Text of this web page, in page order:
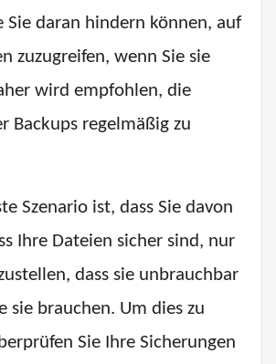
Sie daran hindern können, auf
zuzugreifen, wenn Sie sie
wird empfohlen, die
Backups regelmäßig zu
Szenario ist, dass Sie davon
Ihre Dateien sicher sind, nur
dass sie unbrauchbar
sie brauchen. Um dies zu
Sie Ihre Sicherungen